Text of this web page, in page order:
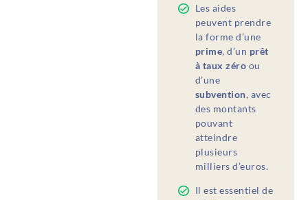
Les aides
peuvent prendre
la forme d’une
prime, d’un prêt
à taux zéro ou
d’une
subvention, avec
des montants
pouvant
atteindre
plusieurs
milliers d’euros.
Il est essentiel de